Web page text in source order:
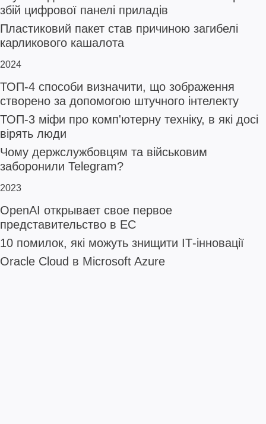
збій цифрової панелі приладів
Пластиковий пакет став причиною загибелі
карликового кашалота
2024
ТОП-4 способи визначити, що зображення
створено за допомогою штучного інтелекту
ТОП-3 міфи про комп'ютерну техніку, в які досі
вірять люди
Чому держслужбовцям та військовим
заборонили Telegram?
2023
OpenAI открывает свое первое
представительство в ЕС
10 помилок, які можуть знищити ІТ-інновації
Oracle Cloud в Microsoft Azure